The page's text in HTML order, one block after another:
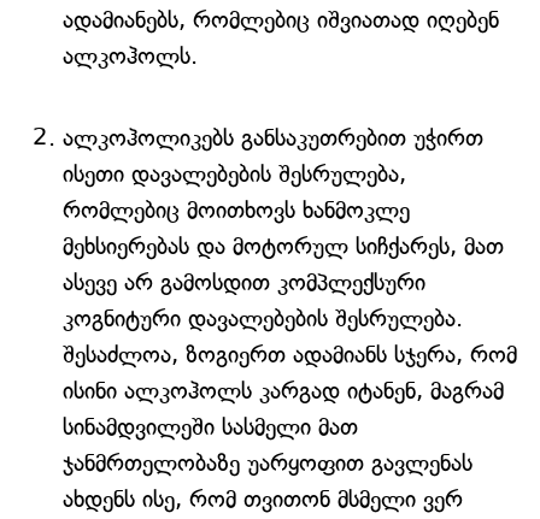
ადამიანებს, რომლებიც იშვიათად იღებენ
ალკოჰოლს.
ალკოჰოლიკებს განსაკუთრებით უჭირთ
ისეთი დავალებების შესრულება,
რომლებიც მოითხოვს ხანმოკლე
მეხსიერებას და მოტორულ სიჩქარეს, მათ
ასევე არ გამოსდით კომპლექსური
კოგნიტური დავალებების შესრულება.
შესაძლოა, ზოგიერთ ადამიანს სჯერა, რომ
ისინი ალკოჰოლს კარგად იტანენ, მაგრამ
სინამდვილეში სასმელი მათ
ჯანმრთელობაზე უარყოფით გავლენას
ახდენს ისე, რომ თვითონ მსმელი ვერ